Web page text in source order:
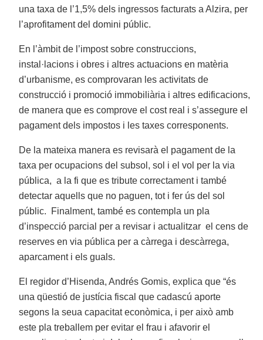
una taxa de l’1,5% dels ingressos facturats a Alzira, per
l’aprofitament del domini públic.
En l’àmbit de l’impost sobre construccions,
instal·lacions i obres i altres actuacions en matèria
d’urbanisme, es comprovaran les activitats de
construcció i promoció immobiliària i altres edificacions,
de manera que es comprove el cost real i s’assegure el
pagament dels impostos i les taxes corresponents.
De la mateixa manera es revisarà el pagament de la
taxa per ocupacions del subsol, sol i el vol per la via
pública, a la fi que es tribute correctament i també
detectar aquells que no paguen, tot i fer ús del sol
públic. Finalment, també es contempla un pla
d’inspecció parcial per a revisar i actualitzar el cens de
reserves en via pública per a càrrega i descàrrega,
aparcament i els guals.
El regidor d’Hisenda, Andrés Gomis, explica que “és
una qüestió de justícia fiscal que cadascú aporte
segons la seua capacitat econòmica, i per això amb
este pla treballem per evitar el frau i afavorir el